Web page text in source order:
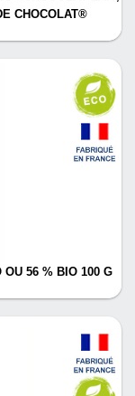
CHOCOLAT®
OU 56 % BIO 100 G